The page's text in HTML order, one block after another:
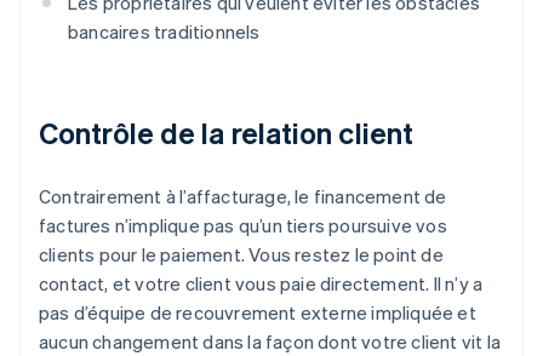
bancaires traditionnels
Contrôle de la relation client
Contrairement à l’affacturage, le financement de
factures n’implique pas qu’un tiers poursuive vos
clients pour le paiement. Vous restez le point de
contact, et votre client vous paie directement. Il n’y a
pas d’équipe de recouvrement externe impliquée et
aucun changement dans la façon dont votre client vit la